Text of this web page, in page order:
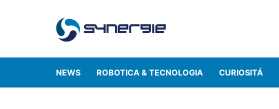
NEWS ROBOTICA & TECNOLOGIA CURIOSITÁ